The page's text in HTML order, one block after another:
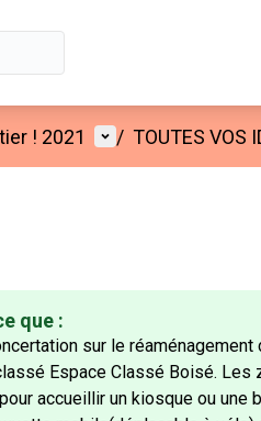
! 2021 Menu utilisateur
/ TOUTES VOS
que :
sur le réaménagement
Espace Classé Boisé. Les
accueillir un kiosque ou une